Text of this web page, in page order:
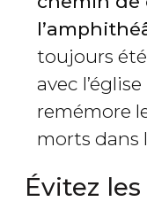
toujours
avec
remémore
morts dans
Évitez